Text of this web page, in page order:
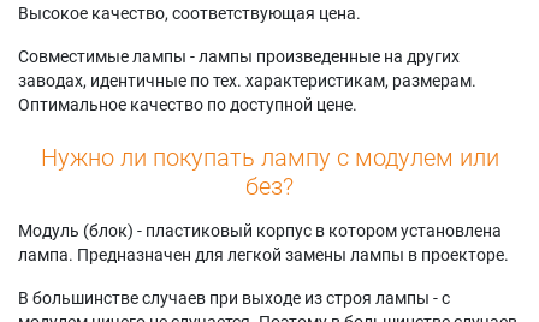
Высокое качество, соответствующая цена.
Совместимые лампы - лампы произведенные на других
заводах, идентичные по тех. характеристикам, размерам.
Оптимальное качество по доступной цене.
Нужно ли покупать лампу с модулем или
без?
Модуль (блок) - пластиковый корпус в котором установлена
лампа. Предназначен для легкой замены лампы в проекторе.
В большинстве случаев при выходе из строя лампы - с